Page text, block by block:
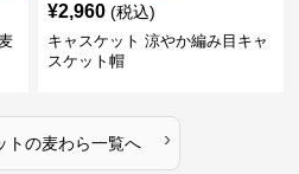
¥2,960 (税込)
キャスケット 涼やか編み目キャ
スケット帽
トの麦わら一覧へ ›